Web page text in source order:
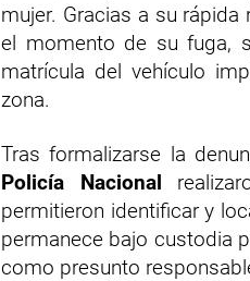
mujer. Gracias a su
el momento de su fuga,
matrícula del vehículo
zona.
Tras formalizarse la
Policía Nacional
permitieron identificar y
permanece bajo custodia
como presunto